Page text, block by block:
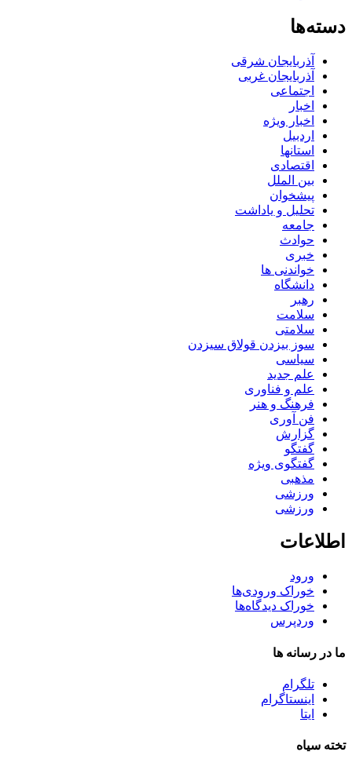
دسته‌ها
آذربایجان شرقی
آذربایجان غربی
اجتماعی
اخبار
اخبار ویژه
اردبیل
استانها
اقتصادی
بین الملل
پیشخوان
تحلیل و یاداشت
جامعه
حوادث
خبری
خواندنی ها
دانشگاه
رهبر
سلامت
سلامتی
سوز بیزدن قولاق سیزدن
سیاسی
علم جدید
علم و فناوری
فرهنگ و هنر
فن آوری
گزارش
گفتگو
گفتگوی ویژه
مذهبی
ورزشی
ورزشی
اطلاعات
ورود
خوراک ورودی‌ها
خوراک دیدگاه‌ها
وردپرس
ما در رسانه ها
تلگرام
اینستاگرام
ایتا
تخته سیاه